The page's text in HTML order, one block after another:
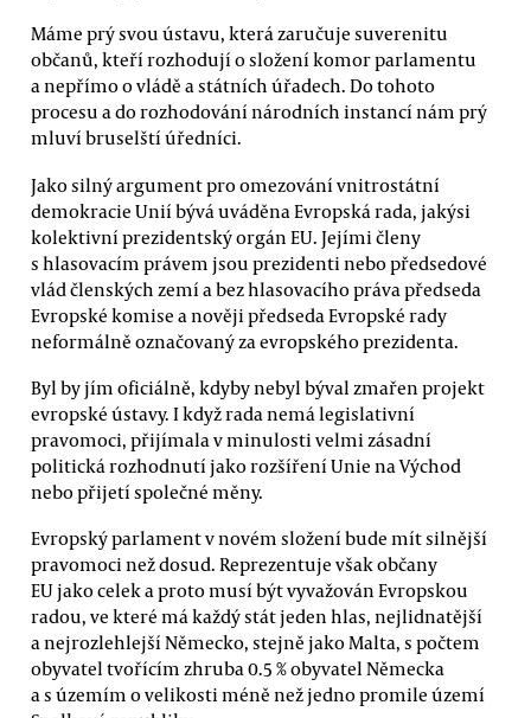
Máme prý svou ústavu, která zaručuje suverenitu
občanů, kteří rozhodují o složení komor parlamentu
a nepřímo o vládě a státních úřadech. Do tohoto
procesu a do rozhodování národních instancí nám prý
mluví bruselští úředníci.
Jako silný argument pro omezování vnitrostátní
demokracie Unií bývá uváděna Evropská rada, jakýsi
kolektivní prezidentský orgán EU. Jejími členy
s hlasovacím právem jsou prezidenti nebo předsedové
vlád členských zemí a bez hlasovacího práva předseda
Evropské komise a nověji předseda Evropské rady
neformálně označovaný za evropského prezidenta.
Byl by jím oficiálně, kdyby nebyl býval zmařen projekt
evropské ústavy. I když rada nemá legislativní
pravomoci, přijímala v minulosti velmi zásadní
politická rozhodnutí jako rozšíření Unie na Východ
nebo přijetí společné měny.
Evropský parlament v novém složení bude mít silnější
pravomoci než dosud. Reprezentuje však občany
EU jako celek a proto musí být vyvažován Evropskou
radou, ve které má každý stát jeden hlas, nejlidnatější
a nejrozlehlejší Německo, stejně jako Malta, s počtem
obyvatel tvořícím zhruba 0.5 % obyvatel Německa
a s územím o velikosti méně než jedno promile území